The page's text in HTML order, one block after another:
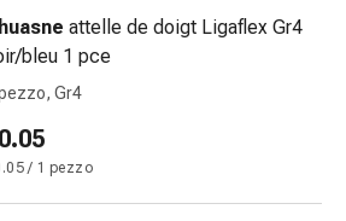
attelle de doigt Ligaflex Gr4
bleu 1 pce
Gr4
/ 1 pezzo